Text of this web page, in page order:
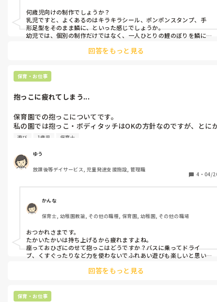
何歳児向けの制作でしょうか？
乳児ですと、よくあるのはキラキラシール、ポンポンスタンプ、手
形足型をそのまま鱗に、といった感じでしょうか。
幼児では、個別の制作だけではなく、一人ひとりの鯉のぼりを鱗に
ックな仕上がりになり、見栄えもしました〜！
回答をもっと見る
保育・お仕事
抱っこに疲れてしまう...
保育園での抱っこについてです。
私の園では抱っこ・ボディタッチはOKの方針なのですが、とに
く私の体力が保たなくて...💦
生疲れちゃったから、ちょっと休憩！」と待たせてしまうのが申
し訳なく感じてしまいます。
体力がなくても、このような遊びに対応してあげるための工夫っ
遊び 1歳児 保育士
ゆう
放課後等デイサービス, 児童発達支援施設, 管理職
4 ・ 04/
かんな
保育士, 幼稚園教諭, その他の職種, 保育園, 幼稚園, その他の職場
おつかれさまです。
たかいたかいは持ち上げるから疲れますよね。
座っておひざにのせて抱っこはどうですか？バスに乗ってドライ
ブ、くすぐったりなど力を使わないでふれあい遊びも楽しいと思い
回答をもっと見る
保育・お仕事